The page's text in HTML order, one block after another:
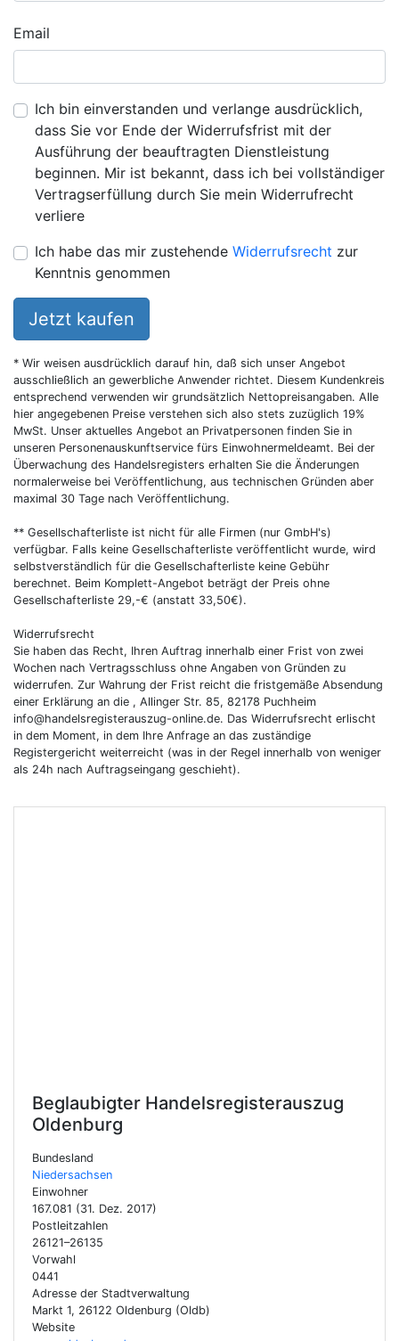
Beglaubigter Handelsregisterauszug
Oldenburg
Bundesland
Niedersachsen
Einwohner
167.081 (31. Dez. 2017)
Postleitzahlen
26121–26135
Vorwahl
0441
Adresse der Stadtverwaltung
Markt 1, 26122 Oldenburg (Oldb)
Website
Email
Ich bin einverstanden und verlange ausdrücklich,
dass Sie vor Ende der Widerrufsfrist mit der
Ausführung der beauftragten Dienstleistung
beginnen. Mir ist bekannt, dass ich bei vollständiger
Vertragserfüllung durch Sie mein Widerrufrecht
verliere
Ich habe das mir zustehende Widerrufsrecht zur
Kenntnis genommen
Jetzt kaufen
* Wir weisen ausdrücklich darauf hin, daß sich unser Angebot
ausschließlich an gewerbliche Anwender richtet. Diesem Kundenkreis
entsprechend verwenden wir grundsätzlich Nettopreisangaben. Alle
hier angegebenen Preise verstehen sich also stets zuzüglich 19%
MwSt. Unser aktuelles Angebot an Privatpersonen finden Sie in
unseren Personenauskunftservice fürs Einwohnermeldeamt. Bei der
Überwachung des Handelsregisters erhalten Sie die Änderungen
normalerweise bei Veröffentlichung, aus technischen Gründen aber
maximal 30 Tage nach Veröffentlichung.
** Gesellschafterliste ist nicht für alle Firmen (nur GmbH's)
verfügbar. Falls keine Gesellschafterliste veröffentlicht wurde, wird
selbstverständlich für die Gesellschafterliste keine Gebühr
berechnet. Beim Komplett-Angebot beträgt der Preis ohne
Gesellschafterliste 29,-€ (anstatt 33,50€).
Widerrufsrecht
Sie haben das Recht, Ihren Auftrag innerhalb einer Frist von zwei
Wochen nach Vertragsschluss ohne Angaben von Gründen zu
widerrufen. Zur Wahrung der Frist reicht die fristgemäße Absendung
einer Erklärung an die , Allinger Str. 85, 82178 Puchheim
info@handelsregisterauszug-online.de. Das Widerrufsrecht erlischt
in dem Moment, in dem Ihre Anfrage an das zuständige
Registergericht weiterreicht (was in der Regel innerhalb von weniger
als 24h nach Auftragseingang geschieht).